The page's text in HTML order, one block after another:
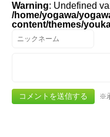
Warning: Undefined
/home/yogawa/
content/themes/
※